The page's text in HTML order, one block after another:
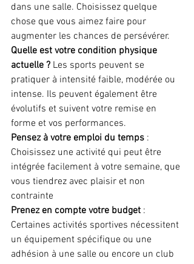
dans une salle. Choisissez quelque
chose que vous aimez faire pour
augmenter les chances de persévérer.
Quelle est votre condition physique
actuelle ? Les sports peuvent se
pratiquer à intensité faible, modérée ou
intense. Ils peuvent également être
évolutifs et suivent votre remise en
forme et vos performances.
Pensez à votre emploi du temps :
Choisissez une activité qui peut être
intégrée facilement à votre semaine, que
vous tiendrez avec plaisir et non
contrainte
Prenez en compte votre budget :
Certaines activités sportives nécessitent
un équipement spécifique ou une
adhésion à une salle ou encore un club